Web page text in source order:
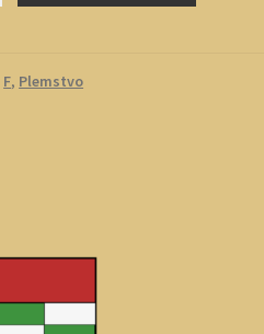
F, Plemstvo